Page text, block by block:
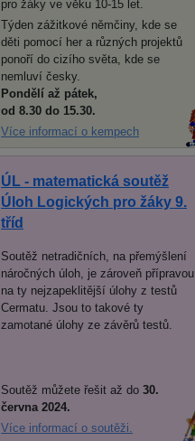
pro žáky ve věku 10-15 let.
Týden zážitkové němčiny, kde se
děti pomocí her a různých projektů
ponoří do cizího světa, kde se
nemluví česky.
Pondělí až pátek,
od 8.30 do 15.30.
Více informací o kempech
ÚL - matematická soutěž
Úloh Logických pro žáky 9.
tříd
Soutěž netradičních, na přemýšlení
náročných úloh, je zároveň přípravou
na ty nejzapeklitější úlohy z testů
Cermatu. Jsou to takové ty
zamotané úlohy ze závěrů testů.
Soutěž můžete řešit až do 30.
června 2024.
Více informací o soutěži.